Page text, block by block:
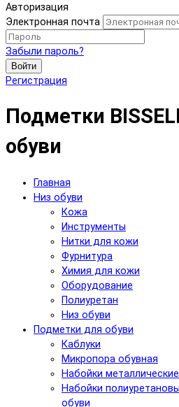
Авторизация
Электронная почта
Забыли пароль?
Войти
Регистрация
Подметки
обуви
Главная
Низ обуви
Кожа
Инструменты
Нитки для кожи
Фурнитура
Химия для кожи
Оборудование
Полиуретан
Низ обуви
Подметки для обуви
Каблуки
Микропора обувная
Набойки
Набойки
обуви